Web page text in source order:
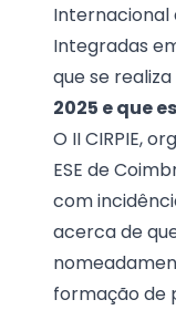
Internacional
Integradas
que se realiza
2025 e que
O II CIRPIE,
ESE de
com
acerca de
formação de